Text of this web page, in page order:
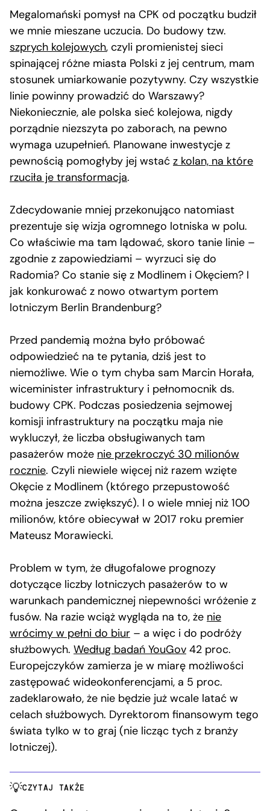
Megalomański pomysł na CPK od początku budził
we mnie mieszane uczucia. Do budowy tzw.
szprych kolejowych, czyli promienistej sieci
spinającej różne miasta Polski z jej centrum, mam
stosunek umiarkowanie pozytywny. Czy wszystkie
linie powinny prowadzić do Warszawy?
Niekoniecznie, ale polska sieć kolejowa, nigdy
porządnie niezszyta po zaborach, na pewno
wymaga uzupełnień. Planowane inwestycje z
pewnością pomogłyby jej wstać z kolan, na które
rzuciła je transformacja.
Zdecydowanie mniej przekonująco natomiast
prezentuje się wizja ogromnego lotniska w polu.
Co właściwie ma tam lądować, skoro tanie linie –
zgodnie z zapowiedziami – wyrzuci się do
Radomia? Co stanie się z Modlinem i Okęciem? I
jak konkurować z nowo otwartym portem
lotniczym Berlin Brandenburg?
Przed pandemią można było próbować
odpowiedzieć na te pytania, dziś jest to
niemożliwe. Wie o tym chyba sam Marcin Horała,
wiceminister infrastruktury i pełnomocnik ds.
budowy CPK. Podczas posiedzenia sejmowej
komisji infrastruktury na początku maja nie
wykluczył, że liczba obsługiwanych tam
pasażerów może nie przekroczyć 30 milionów
rocznie. Czyli niewiele więcej niż razem wzięte
Okęcie z Modlinem (którego przepustowość
można jeszcze zwiększyć). I o wiele mniej niż 100
milionów, które obiecywał w 2017 roku premier
Mateusz Morawiecki.
Problem w tym, że długofalowe prognozy
dotyczące liczby lotniczych pasażerów to w
warunkach pandemicznej niepewności wróżenie z
fusów. Na razie wciąż wygląda na to, że nie
wrócimy w pełni do biur – a więc i do podróży
służbowych. Według badań YouGov 42 proc.
Europejczyków zamierza je w miarę możliwości
zastępować wideokonferencjami, a 5 proc.
zadeklarowało, że nie będzie już wcale latać w
celach służbowych. Dyrektorom finansowym tego
świata tylko w to graj (nie licząc tych z branży
lotniczej).
CZYTAJ TAKŻE